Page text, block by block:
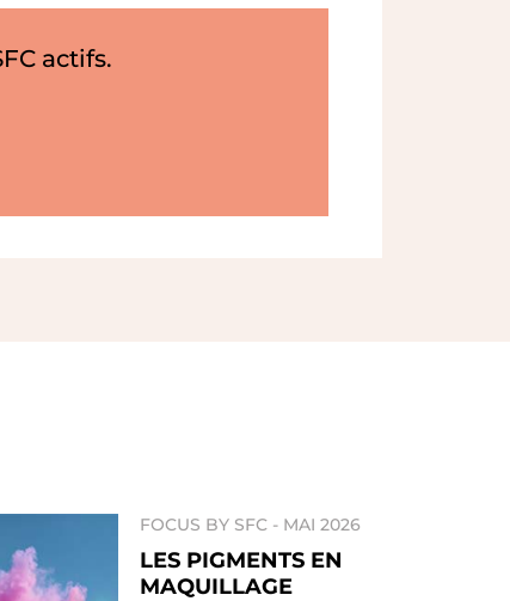
actifs.
FOCUS BY SFC - MAI 2026
LES PIGMENTS EN
MAQUILLAGE